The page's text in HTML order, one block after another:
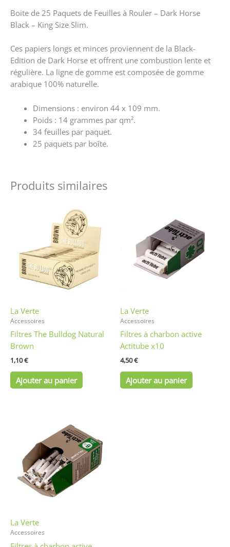
Boite de 25 Paquets de Feuilles à Rouler – Dark Horse
Black – King Size Slim.
Ces papiers longs et minces proviennent de la Black-
Edition de Dark Horse et offrent une combustion lente et
régulière. La ligne de gomme est composée de gomme
arabique 100% naturelle.
Dimensions : environ 44 x 109 mm.
Poids : 14 grammes par qm².
34 feuilles par paquet.
25 paquets par boîte.
Produits similaires
La Verte
Accessoires
Filtres The Bulldog Natural
Brown
1,10€
Ajouter au panier
La Verte
Accessoires
Filtres à charbon active
Actitube x10
4,50€
Ajouter au panier
La Verte
Accessoires